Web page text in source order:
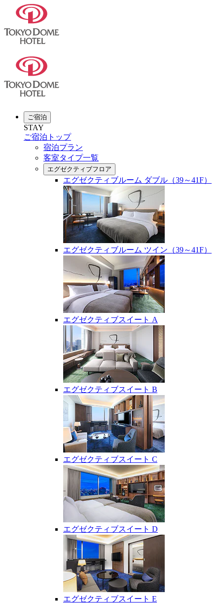
ご宿泊
STAY
ご宿泊トップ
宿泊プラン
客室タイプ一覧
エグゼクティブフロア
エグゼクティブルーム ダブル（39～41F）
エグゼクティブルーム ツイン（39～41F）
エグゼクティブスイート A
エグゼクティブスイート B
エグゼクティブスイート C
エグゼクティブスイート D
エグゼクティブスイート E